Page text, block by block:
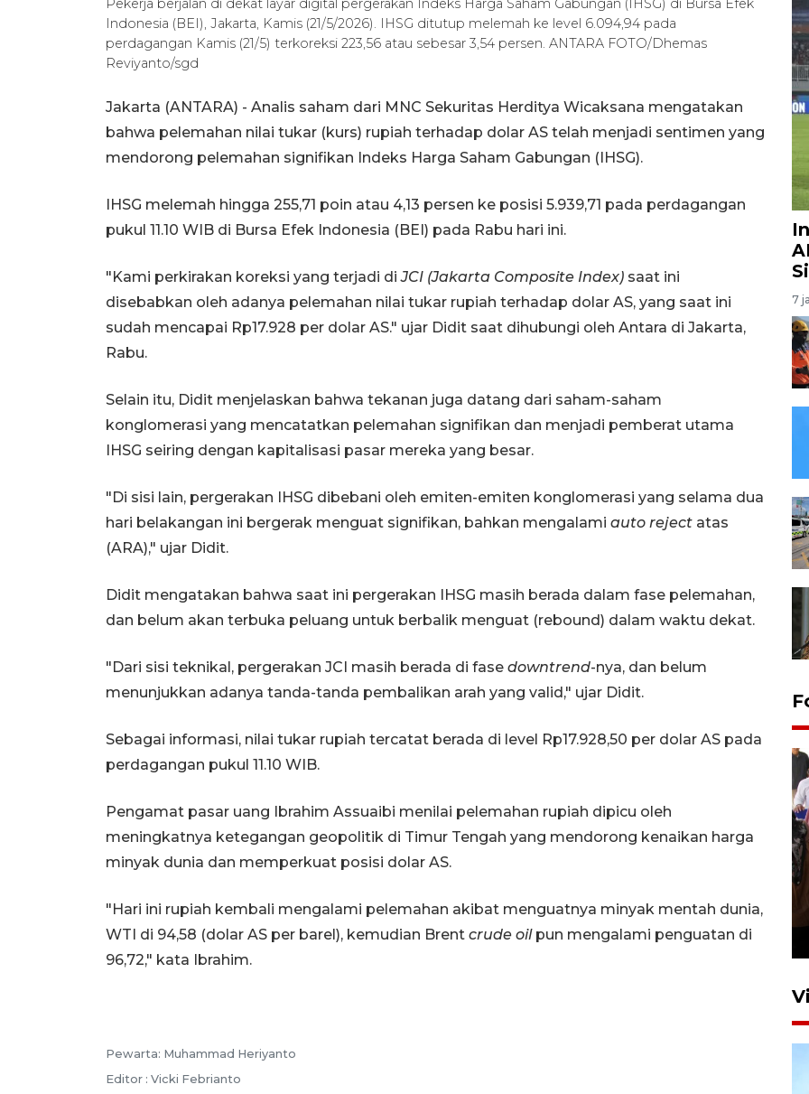
Pekerja berjalan di dekat layar digital pergerakan Indeks Harga Saham Gabungan (IHSG) di Bursa Efek
Indonesia (BEI), Jakarta, Kamis (21/5/2026). IHSG ditutup melemah ke level 6.094,94 pada
perdagangan Kamis (21/5) terkoreksi 223,56 atau sebesar 3,54 persen. ANTARA FOTO/Dhemas
Reviyanto/sgd
Jakarta (ANTARA) - Analis saham dari MNC Sekuritas Herditya Wicaksana mengatakan
bahwa pelemahan nilai tukar (kurs) rupiah terhadap dolar AS telah menjadi sentimen yang
mendorong pelemahan signifikan Indeks Harga Saham Gabungan (IHSG).
IHSG melemah hingga 255,71 poin atau 4,13 persen ke posisi 5.939,71 pada perdagangan
pukul 11.10 WIB di Bursa Efek Indonesia (BEI) pada Rabu hari ini.
"Kami perkirakan koreksi yang terjadi diJCI (Jakarta Composite Index) saat ini
disebabkan oleh adanya pelemahan nilai tukar rupiah terhadap dolar AS, yang saat ini
sudah mencapai Rp17.928 per dolar AS." ujar Didit saat dihubungi oleh Antara di Jakarta,
Rabu.
Selain itu, Didit menjelaskan bahwa tekanan juga datang dari saham-saham
konglomerasi yang mencatatkan pelemahan signifikan dan menjadi pemberat utama
IHSG seiring dengan kapitalisasi pasar mereka yang besar.
"Di sisi lain, pergerakan IHSG dibebani oleh emiten-emiten konglomerasi yang selama dua
hari belakangan ini bergerak menguat signifikan, bahkan mengalami auto reject atas
(ARA)," ujar Didit.
Didit mengatakan bahwa saat ini pergerakan IHSG masih berada dalam fase pelemahan,
dan belum akan terbuka peluang untuk berbalik menguat (rebound) dalam waktu dekat.
"Dari sisi teknikal, pergerakan JCI masih berada di fase downtrend-nya, dan belum
menunjukkan adanya tanda-tanda pembalikan arah yang valid," ujar Didit.
Sebagai informasi, nilai tukar rupiah tercatat berada di level Rp17.928,50 per dolar AS pada
perdagangan pukul 11.10 WIB.
Pengamat pasar uang Ibrahim Assuaibi menilai pelemahan rupiah dipicu oleh
meningkatnya ketegangan geopolitik di Timur Tengah yang mendorong kenaikan harga
minyak dunia dan memperkuat posisi dolar AS.
"Hari ini rupiah kembali mengalami pelemahan akibat menguatnya minyak mentah dunia,
WTI di 94,58 (dolar AS per barel), kemudian Brent crude oil pun mengalami penguatan di
96,72," kata Ibrahim.
Pewarta: Muhammad Heriyanto
Editor : Vicki Febrianto
7
Presiden 2026
15 jam lalu